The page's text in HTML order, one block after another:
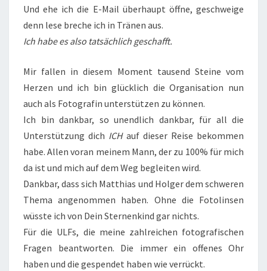
Und ehe ich die E-Mail überhaupt öffne, geschweige
denn lese breche ich in Tränen aus.
Ich habe es also tatsächlich geschafft.
Mir fallen in diesem Moment tausend Steine vom
Herzen und ich bin glücklich die Organisation nun
auch als Fotografin unterstützen zu können.
Ich bin dankbar, so unendlich dankbar, für all die
Unterstützung dich ICHauf dieser Reise bekommen
habe. Allen voran meinem Mann, der zu 100% für mich
da ist und mich auf dem Weg begleiten wird.
Dankbar, dass sich Matthias und Holger dem schweren
Thema angenommen haben. Ohne die Fotolinsen
wüsste ich von Dein Sternenkind gar nichts.
Für die ULFs, die meine zahlreichen fotografischen
Fragen beantworten. Die immer ein offenes Ohr
haben und die gespendet haben wie verrückt.